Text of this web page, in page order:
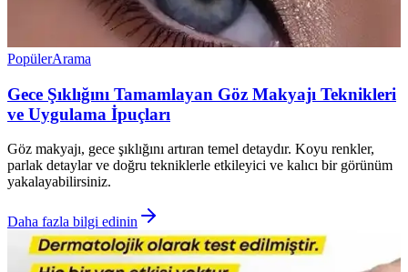
PopülerArama
Gece Şıklığını Tamamlayan Göz Makyajı Teknikleri
ve Uygulama İpuçları
Göz makyajı, gece şıklığını artıran temel detaydır. Koyu renkler,
parlak detaylar ve doğru tekniklerle etkileyici ve kalıcı bir görünüm
yakalayabilirsiniz.
Daha fazla bilgi edinin